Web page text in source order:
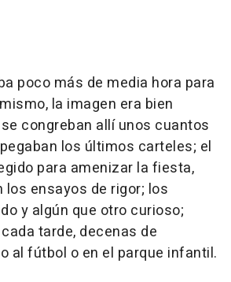
poco más de media hora para
la imagen era bien
congreban allí unos cuantos
los últimos carteles; el
para amenizar la fiesta,
los ensayos de rigor; los
y algún que otro curioso;
tarde, decenas de
al fútbol o en el parque infantil.